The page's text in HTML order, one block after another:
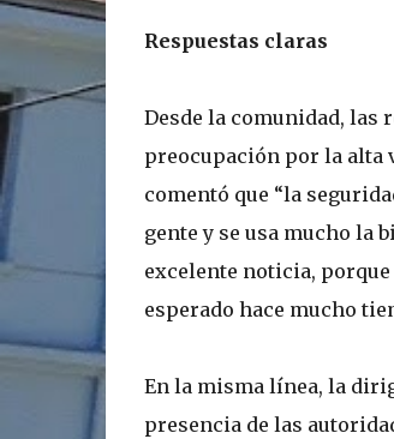
Respuestas claras
Desde la comunidad, las
preocupación por la alta
comentó que “la
gente y se usa mucho la
excelente noticia,
esperado hace mucho
En la misma línea, la
presencia de las